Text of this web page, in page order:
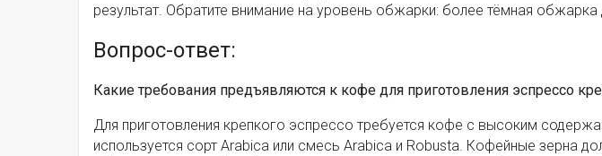
результат. Обратите внимание на уровень обжарки: более тёмная
Вопрос-ответ:
Какие требования предъявляются к кофе для приготовления эспрессо
Для приготовления крепкого эспрессо требуется кофе с высоким
используется сорт Arabica или смесь Arabica и Robusta. Кофейные зерна